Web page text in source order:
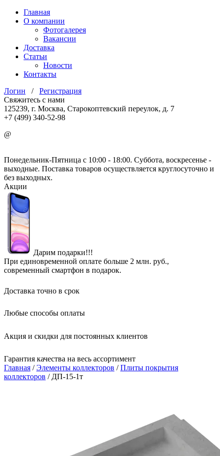
Главная
О компании
Фотогалерея
Вакансии
Доставка
Статьи
Новости
Контакты
Логин / Регистрация
Свяжитесь с нами
125239, г. Москва, Старокоптевский переулок, д. 7
+7 (499) 340-52-98
@
Понедельник-Пятница с 10:00 - 18:00. Суббота, воскресенье -
выходные. Поставка товаров осуществляется круглосуточно и
без выходных.
Акции
Дарим подарки!!!
При единовременной оплате больше 2 млн. руб.,
современный смартфон в подарок.
Доставка точно в срок
Любые способы оплаты
Акция и скидки для постоянных клиентов
Гарантия качества на весь ассортимент
Главная /Элементы коллекторов /Плиты покрытия
коллекторов / ДП-15-1т